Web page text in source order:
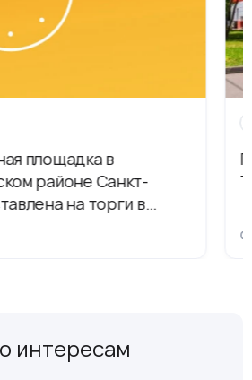
площадка в
районе Санкт-
на торги в
интересам